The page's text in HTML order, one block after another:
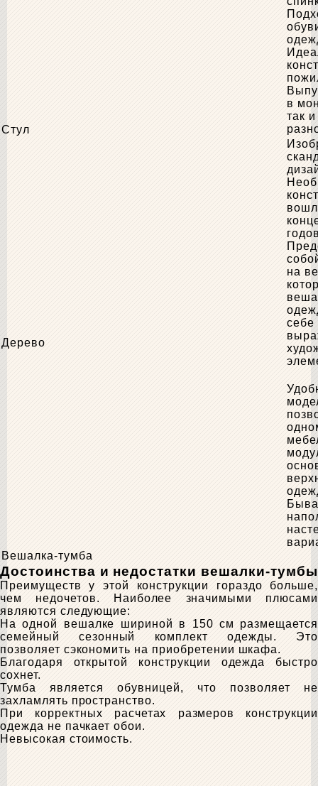
Стул
в
так
Дерево
на
себе
Вешалка-тумба
Достоинства и недостатки вешалки-тумбы
Преимуществ у этой конструкции гораздо больше,
чем недочетов. Наиболее значимыми плюсами
являются следующие:
На одной вешалке шириной в 150 см размещается
семейный сезонный комплект одежды. Это
позволяет сэкономить на приобретении шкафа.
Благодаря открытой конструкции одежда быстро
сохнет.
Тумба является обувницей, что позволяет не
захламлять пространство.
При корректных расчетах размеров конструкции
одежда не пачкает обои.
Невысокая стоимость.